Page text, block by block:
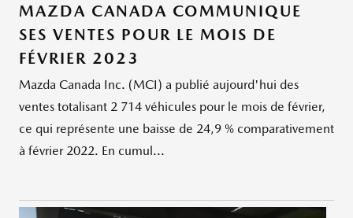
MAZDA CANADA COMMUNIQUE
SES VENTES POUR LE MOIS DE
FÉVRIER 2023
Mazda Canada Inc. (MCI) a publié aujourd'hui des
ventes totalisant 2 714 véhicules pour le mois de février,
ce qui représente une baisse de 24,9 % comparativement
à février 2022. En cumul...